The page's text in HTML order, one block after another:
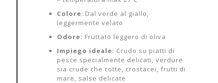
Colore: Dal verde al giallo,
leggermente velato
Odore: Fruttato leggero di oliva
Impiego ideale: Crudo su piatti di
pesce specialmente delicati, verdure
sia crude che cotte, crostacei, frutti di
mare, salse delicate